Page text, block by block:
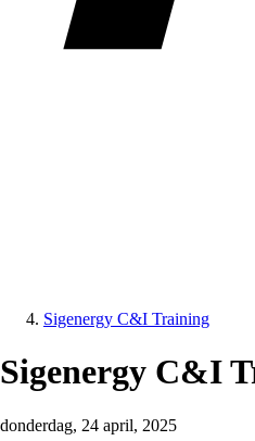
Sigenergy C&I Training
Sigenergy C&I
donderdag, 24 april, 2025